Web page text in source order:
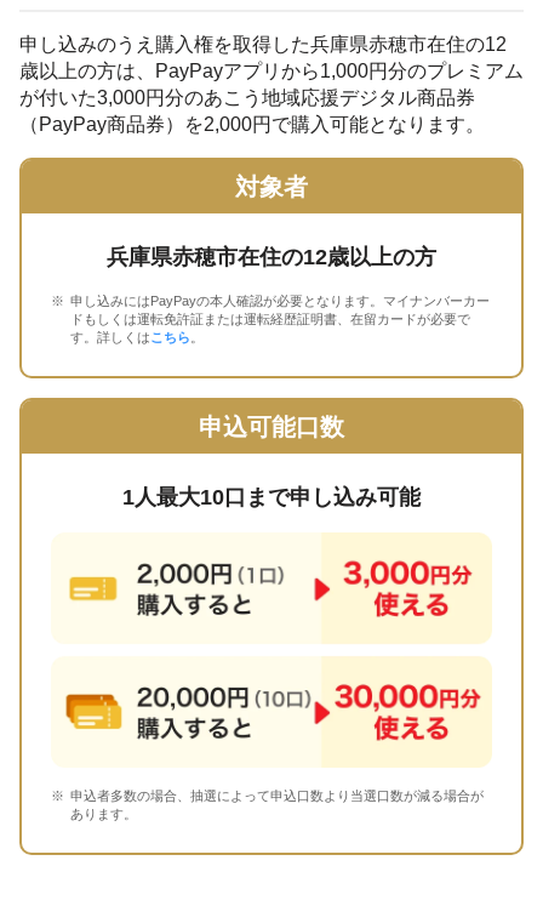
申し込みのうえ購入権を取得した兵庫県赤穂市在住の12
歳以上の方は、PayPayアプリから1,000円分のプレミアム
が付いた3,000円分のあこう地域応援デジタル商品券
（PayPay商品券）を2,000円で購入可能となります。
対象者
兵庫県赤穂市在住の12歳以上の方
申し込みにはPayPayの本人確認が必要となります。マイナンバーカー
ドもしくは運転免許証または運転経歴証明書、在留カードが必要で
す。詳しくはこちら
申込可能口数
1人最大10口まで申し込み可能
申込者多数の場合、抽選によって申込口数より当選口数が減る場合が
あります。